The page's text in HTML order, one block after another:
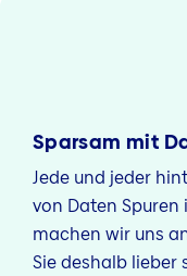
Sparsam mit
Jede und jeder
von Daten
machen wir uns
Sie deshalb lieber